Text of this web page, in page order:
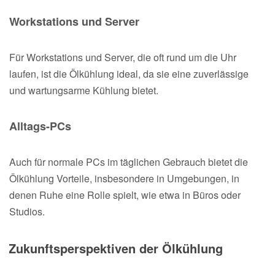
Workstations und Server
Für Workstations und Server, die oft rund um die Uhr
laufen, ist die Ölkühlung ideal, da sie eine zuverlässige
und wartungsarme Kühlung bietet.
Alltags-PCs
Auch für normale PCs im täglichen Gebrauch bietet die
Ölkühlung Vorteile, insbesondere in Umgebungen, in
denen Ruhe eine Rolle spielt, wie etwa in Büros oder
Studios.
Zukunftsperspektiven der Ölkühlung